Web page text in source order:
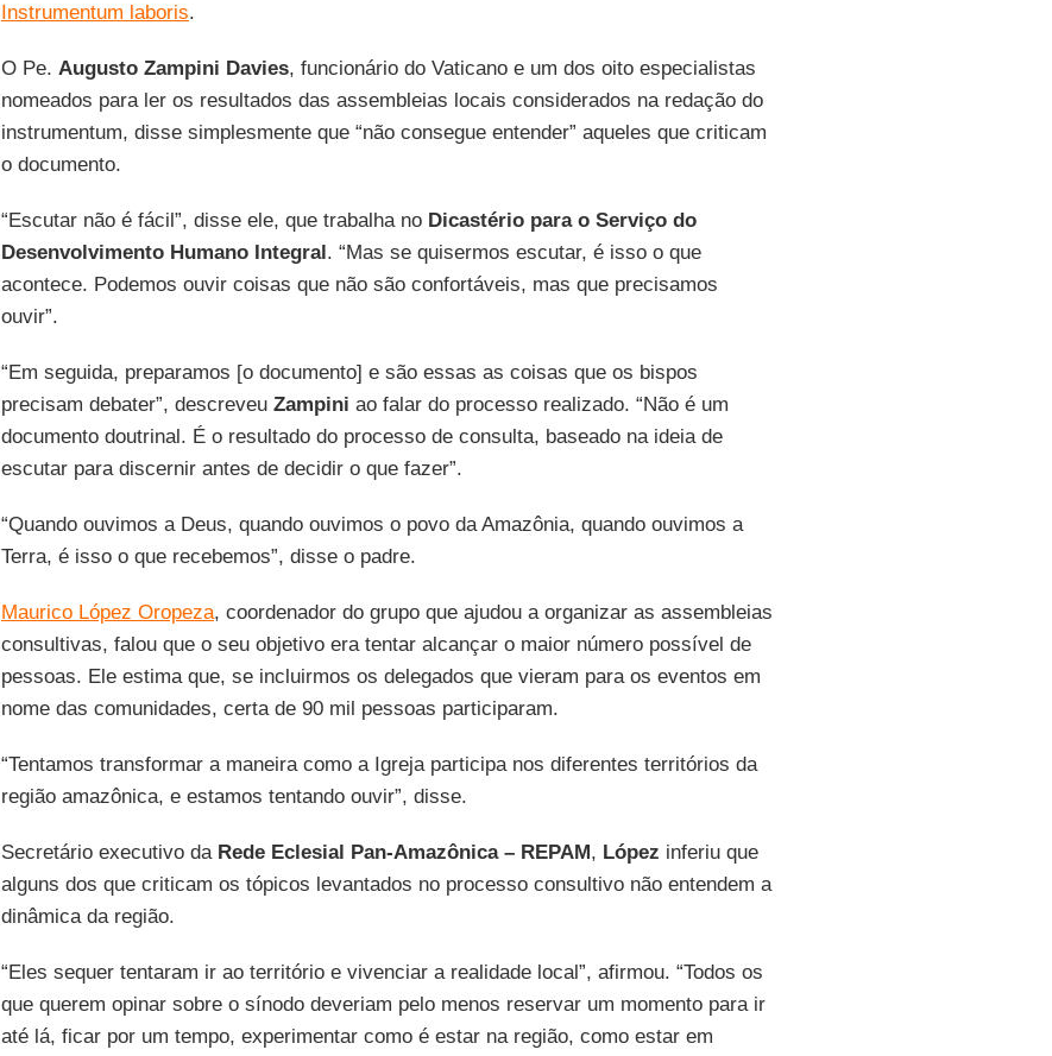
Instrumentum laboris.
O Pe. Augusto Zampini Davies, funcionário do Vaticano e um dos oito especialistas
nomeados para ler os resultados das assembleias locais considerados na redação do
instrumentum, disse simplesmente que “não consegue entender” aqueles que criticam
o documento.
“Escutar não é fácil”, disse ele, que trabalha no Dicastério para o Serviço do
Desenvolvimento Humano Integral. “Mas se quisermos escutar, é isso o que
acontece. Podemos ouvir coisas que não são confortáveis, mas que precisamos
ouvir”.
“Em seguida, preparamos [o documento] e são essas as coisas que os bispos
precisam debater”, descreveu Zampini ao falar do processo realizado. “Não é um
documento doutrinal. É o resultado do processo de consulta, baseado na ideia de
escutar para discernir antes de decidir o que fazer”.
“Quando ouvimos a Deus, quando ouvimos o povo da Amazônia, quando ouvimos a
Terra, é isso o que recebemos”, disse o padre.
Maurico López Oropeza, coordenador do grupo que ajudou a organizar as assembleias
consultivas, falou que o seu objetivo era tentar alcançar o maior número possível de
pessoas. Ele estima que, se incluirmos os delegados que vieram para os eventos em
nome das comunidades, certa de 90 mil pessoas participaram.
“Tentamos transformar a maneira como a Igreja participa nos diferentes territórios da
região amazônica, e estamos tentando ouvir”, disse.
Secretário executivo da Rede Eclesial Pan-Amazônica – REPAM, López inferiu que
alguns dos que criticam os tópicos levantados no processo consultivo não entendem a
dinâmica da região.
“Eles sequer tentaram ir ao território e vivenciar a realidade local”, afirmou. “Todos os
que querem opinar sobre o sínodo deveriam pelo menos reservar um momento para ir
até lá, ficar por um tempo, experimentar como é estar na região, como estar em